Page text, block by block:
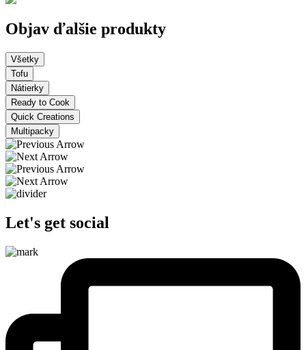
Objav ďalšie produkty
Všetky
Tofu
Nátierky
Ready to Cook
Quick Creations
Multipacky
Let's get social